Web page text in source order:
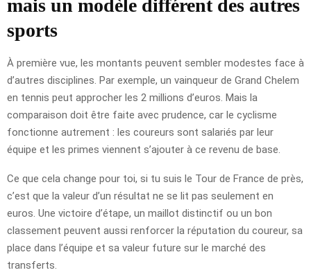
mais un modèle différent des autres
sports
À première vue, les montants peuvent sembler modestes face à
d’autres disciplines. Par exemple, un vainqueur de Grand Chelem
en tennis peut approcher les 2 millions d’euros. Mais la
comparaison doit être faite avec prudence, car le cyclisme
fonctionne autrement : les coureurs sont salariés par leur
équipe et les primes viennent s’ajouter à ce revenu de base.
Ce que cela change pour toi, si tu suis le Tour de France de près,
c’est que la valeur d’un résultat ne se lit pas seulement en
euros. Une victoire d’étape, un maillot distinctif ou un bon
classement peuvent aussi renforcer la réputation du coureur, sa
place dans l’équipe et sa valeur future sur le marché des
transferts.